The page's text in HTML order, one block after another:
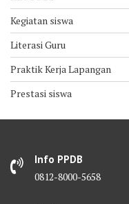
Kegiatan siswa
Literasi Guru
Praktik Kerja Lapangan
Prestasi siswa
Info PPDB
0812-8000-5658